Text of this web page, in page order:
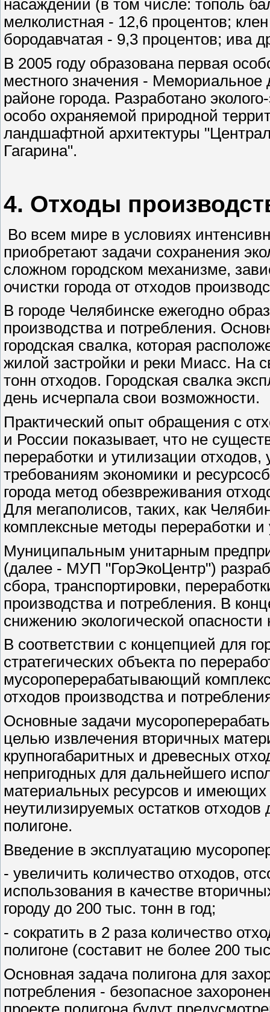
насаждений (в том числе: тополь
мелколистная - 12,6 процентов;
бородавчатая - 9,3 процентов; ива
В 2005 году образована первая
местного значения -
районе города. Разработано
особо охраняемой природной
ландшафтной архитектуры
Гагарина".
4. Отходы
Во всем мире в условиях
приобретают задачи сохранения
сложном городском механизме,
очистки города от отходов
В городе Челябинске ежегодно
производства и потребления.
городская свалка, которая
жилой застройки и реки Миасс. На
тонн отходов. Городская свалка
день исчерпала свои возможности.
Практический опыт обращения с
и России показывает, что не
переработки и утилизации
требованиям экономики и
города метод обезвреживания
Для мегаполисов, таких, как
комплексные методы переработки и
Муниципальным унитарным
(далее - МУП "ГорЭкоЦентр")
сбора, транспортировки,
производства и потребления. В
снижению экологической
В соответствии с концепцией для
стратегических объекта по
мусороперерабатывающий
отходов производства и
Основные задачи
целью извлечения вторичных
крупногабаритных и древесных
непригодных для дальнейшего
материальных ресурсов и имеющих
неутилизируемых остатков
полигоне.
Введение в эксплуатацию
- увеличить количество отходов,
использования в качестве
городу до 200 тыс. тонн в год;
- сократить в 2 раза количество
полигоне (составит не более 200
Основная задача полигона для
потребления - безопасное